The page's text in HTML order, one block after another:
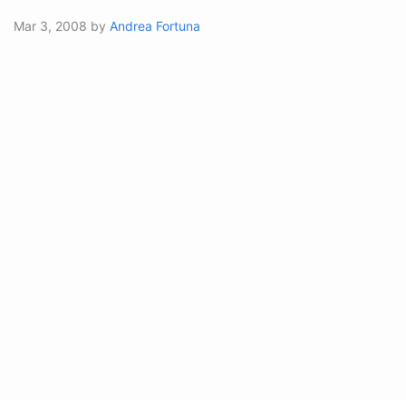
Mar 3, 2008 by Andrea Fortuna